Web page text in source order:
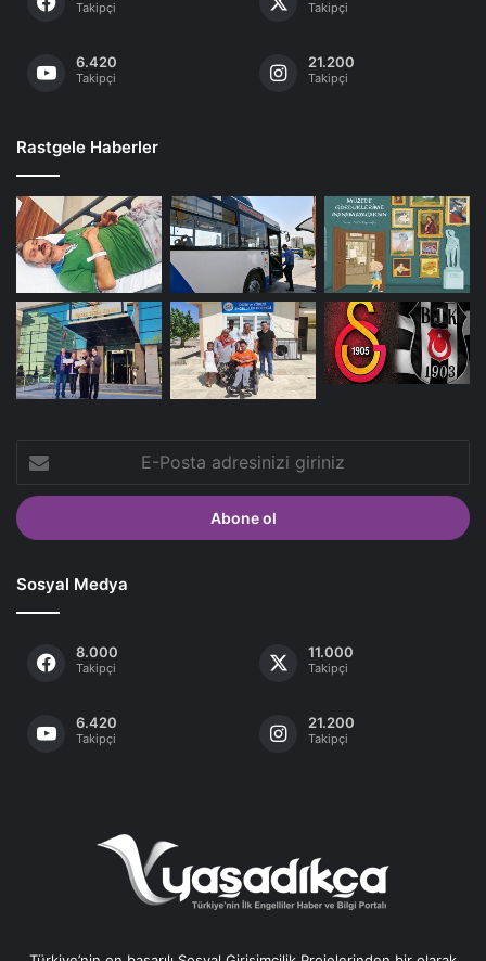
Takipçi Takipçi
6.420
Takipçi
21.200
Takipçi
Rastgele Haberler
Posta
adresinizi
giriniz
Sosyal Medya
8.000
Takipçi
11.000
Takipçi
6.420
Takipçi
21.200
Takipçi